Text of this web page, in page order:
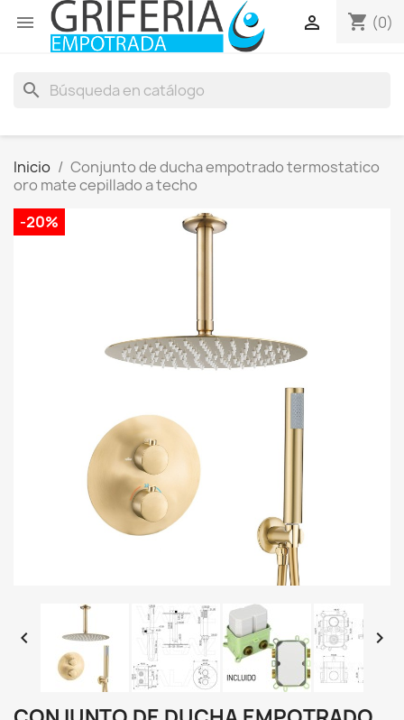
 shopping_cart (0)

search
Inicio
Conjunto de ducha empotrado termostatico
oro mate cepillado a techo
-20%
 